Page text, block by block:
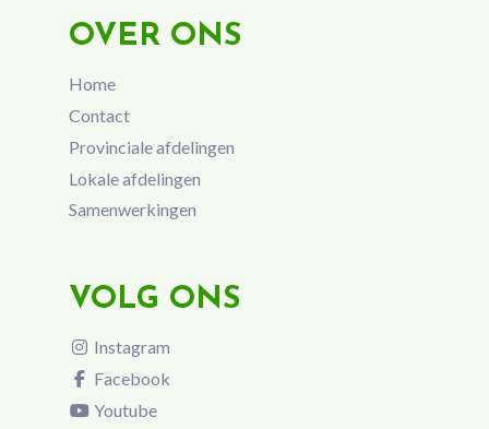
OVER ONS
Home
Contact
Provinciale afdelingen
Lokale afdelingen
Samenwerkingen
VOLG ONS
Instagram
Facebook
Youtube